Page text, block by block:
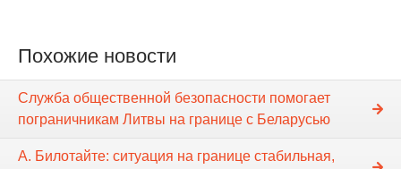
Похожие новости
Служба общественной безопасности помогает
пограничникам Литвы на границе с Беларусью
А. Билотайте: ситуация на границе стабильная,